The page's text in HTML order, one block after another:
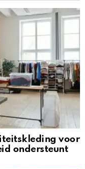
voor
ondersteunt